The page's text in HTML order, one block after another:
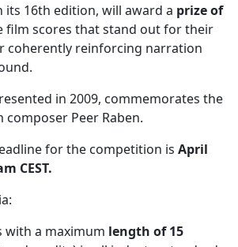
its 16th edition, will award a prize of
film scores that stand out for their
coherently reinforcing narration
in 2009, commemorates the
Peer Raben.
for the competition is April
CEST.
with a maximum length of 15